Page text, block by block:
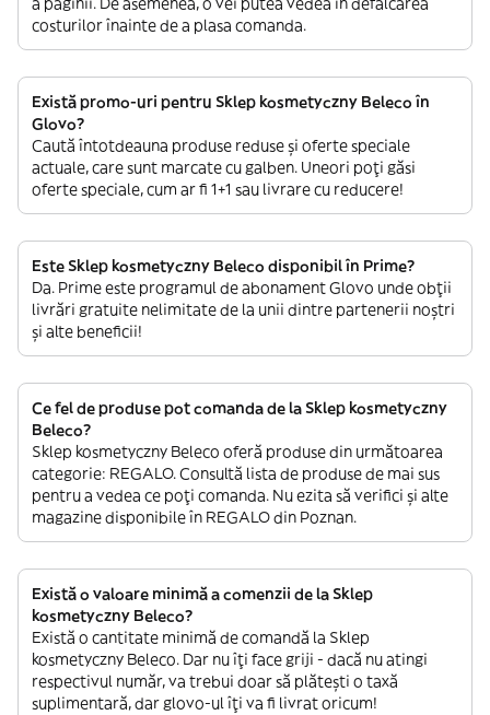
costurilor înainte de a plasa comanda.
Există promo-uri pentru Sklep kosmetyczny Beleco în
Glovo?
Caută întotdeauna produse reduse și oferte speciale
actuale, care sunt marcate cu galben. Uneori poți găsi
oferte speciale, cum ar fi 1+1 sau livrare cu reducere!
Este Sklep kosmetyczny Beleco disponibil în Prime?
Da. Prime este programul de abonament Glovo unde obții
livrări gratuite nelimitate de la unii dintre partenerii noștri
și alte beneficii!
Ce fel de produse pot comanda de la Sklep kosmetyczny
Beleco?
Sklep kosmetyczny Beleco oferă produse din următoarea
categorie: REGALO. Consultă lista de produse de mai sus
pentru a vedea ce poți comanda. Nu ezita să verifici și alte
magazine disponibile în REGALO din Poznan.
Există o valoare minimă a comenzii de la Sklep
kosmetyczny Beleco?
Există o cantitate minimă de comandă la Sklep
kosmetyczny Beleco. Dar nu îți face griji - dacă nu atingi
respectivul număr, va trebui doar să plătești o taxă
suplimentară, dar glovo-ul îți va fi livrat oricum!